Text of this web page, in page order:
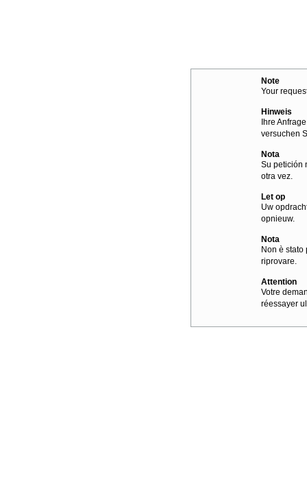
Note
Your
Hinweis
Ihre
versuchen
Nota
Su petición
otra vez.
Let op
Uw
opnieuw.
Nota
Non è
riprovare.
Attention
Votre
réessayer